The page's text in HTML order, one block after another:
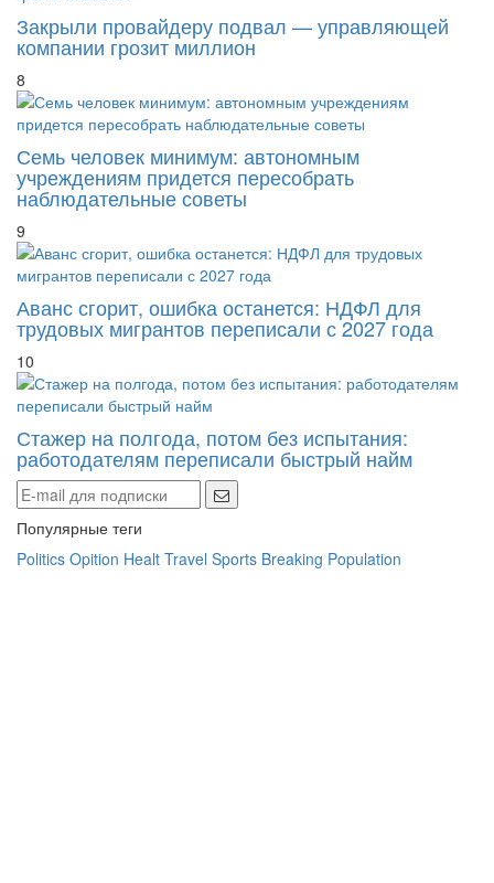
Закрыли провайдеру подвал — управляющей
компании грозит миллион
8
Семь человек минимум: автономным
учреждениям придется пересобрать
наблюдательные советы
9
Аванс сгорит, ошибка останется: НДФЛ для
трудовых мигрантов переписали с 2027 года
10
Стажер на полгода, потом без испытания:
работодателям переписали быстрый найм
Популярные теги
Politics Opition Healt Travel Sports Breaking Population